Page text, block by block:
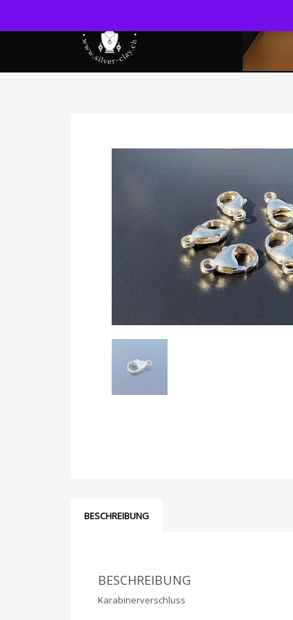
BESCHREIBUNG
BESCHREIBUNG
Karabinerverschluss